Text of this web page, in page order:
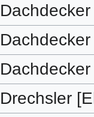
Dachdecker
Dachdecker
Dachdecker
Drechsler